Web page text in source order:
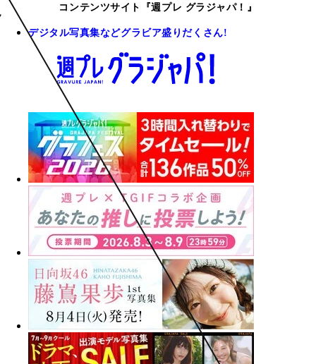
コンテンツサイト『週プレ グラジャパ！』
デジタル写真集などグラビア盛りだくさん!